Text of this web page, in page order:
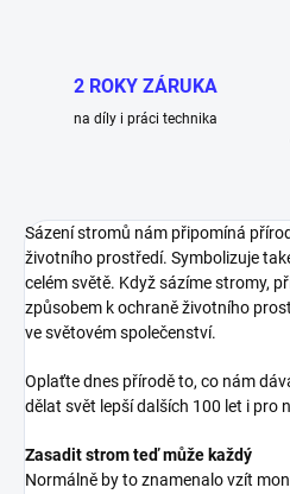
2 ROKY ZÁRUKA
na díly i práci technika
Sázení stromů nám připomíná
životního prostředí. Symbolizuje
celém světě. Když sázíme stromy,
způsobem k ochraně životního
ve světovém společenství.
Oplaťte dnes přírodě to, co nám
dělat svět lepší dalších 100 let i pro
Zasadit strom teď může každý
Normálně by to znamenalo vzít